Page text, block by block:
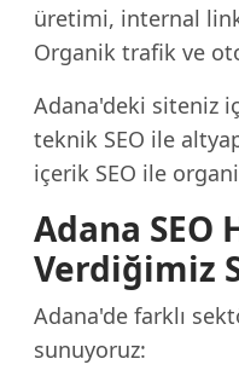
üretimi, internal
Organik trafik ve
Adana'deki siteniz
teknik SEO ile
içerik SEO ile
Adana SEO
Verdiğimiz
Adana'de farklı
sunuyoruz: